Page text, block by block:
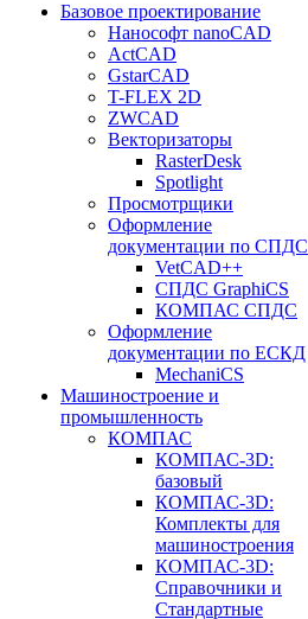
Базовое проектирование
Нанософт nanoCAD
ActCAD
GstarCAD
T-FLEX 2D
ZWCAD
Векторизаторы
RasterDesk
Spotlight
Просмотрщики
Оформление
документации по СПДС
VetCAD++
СПДС GraphiCS
КОМПАС СПДС
Оформление
документации по ЕСКД
MechaniCS
Машиностроение и
промышленность
КОМПАС
КОМПАС-3D:
базовый
КОМПАС-3D:
Комплекты для
машиностроения
КОМПАС-3D:
Справочники и
Стандартные